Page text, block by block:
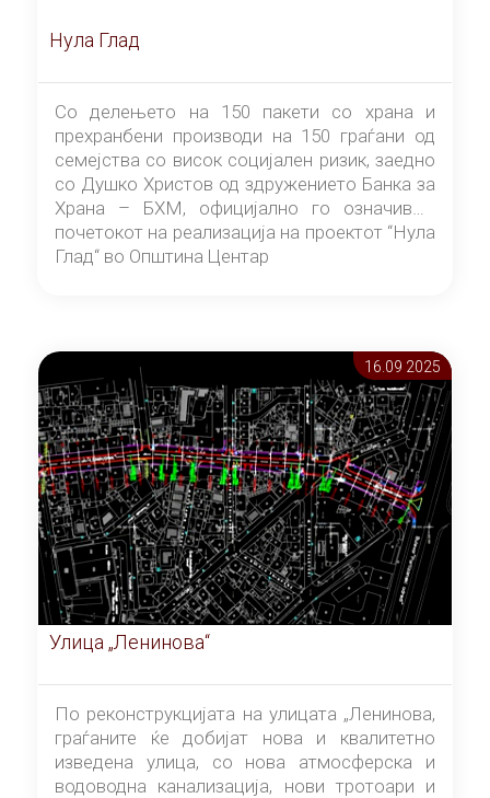
Нула Глад
Со делењето на 150 пакети со храна и
прехранбени производи на 150 граѓани од
семејства со висок социјален ризик, заедно
со Душко Христов од здружението Банка за
Храна – БХМ, официјално го означивме
почетокот на реализација на проектот “Нула
Глад“ во Општина Центар
16.09 2025
Улица „Ленинова“
По реконструкцијата на улицата „Ленинова,
граѓаните ќе добијат нова и квалитетно
изведена улица, со нова атмосферска и
водоводна канализација, нови тротоари и